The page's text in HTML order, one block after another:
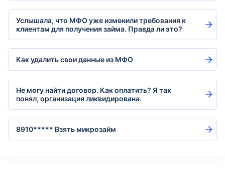
Услышала, что МФО уже изменили требования к
клиентам для получения займа. Правда ли это?
Как удалить свои данные из МФО
Не могу найти договор. Как оплатить? Я так
понял, организация ликвидирована.
8910***** Взять микрозайм